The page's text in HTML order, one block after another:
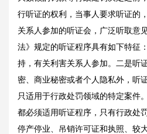
行听证的权利，当事人要求听证的
关系人参加的听证会，广泛听取意
法》规定的听证程序具有如下特征
持，有关利害关系人参加。二是听
密、商业秘密或者个人隐私外，听
只适用于行政处罚领域的特定案件
都必须适用听证程序，只有行政处
停产停业、吊销许可证和执照、较